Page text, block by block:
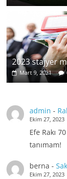
2023 stajyer
Mart 9, 2021
admin -
Ekim 27, 2023
Efe Rakı
tanımam!
berna -
Ekim 27, 2023